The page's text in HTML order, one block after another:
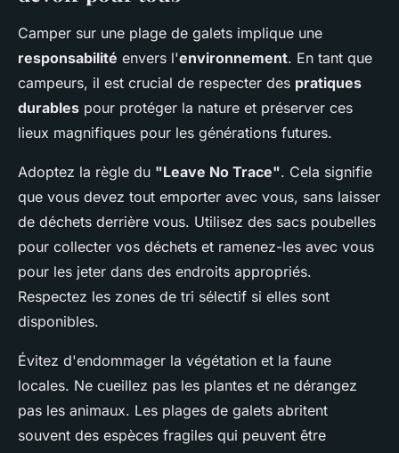
Camper sur une plage de galets implique une
responsabilité envers l'environnement. En tant que
campeurs, il est crucial de respecter des pratiques
durables pour protéger la nature et préserver ces
lieux magnifiques pour les générations futures.
Adoptez la règle du "Leave No Trace". Cela signifie
que vous devez tout emporter avec vous, sans laisser
de déchets derrière vous. Utilisez des sacs poubelles
pour collecter vos déchets et ramenez-les avec vous
pour les jeter dans des endroits appropriés.
Respectez les zones de tri sélectif si elles sont
disponibles.
Évitez d'endommager la végétation et la faune
locales. Ne cueillez pas les plantes et ne dérangez
pas les animaux. Les plages de galets abritent
souvent des espèces fragiles qui peuvent être